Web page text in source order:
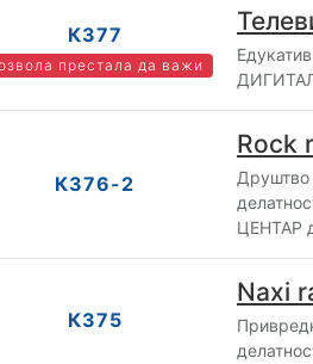
К377
престала да важи
К376-2
Rock
Друштво
ЦЕНТАР
К375
Naxi